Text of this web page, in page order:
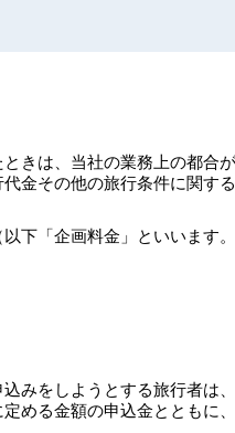
きは、当社の業務上の都合
金その他の旅行条件に関す
下「企画料金」といいます。
みをしようとする旅行者は
める金額の申込金とともに